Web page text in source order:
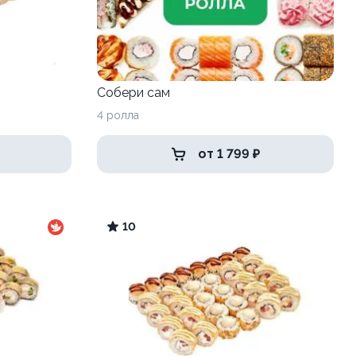
Собери сам
4 ролла
от 1 799 ₽
10